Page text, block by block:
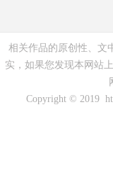
相关作品的原创性、文
实，如果您发现本网站
Copyright © 2019